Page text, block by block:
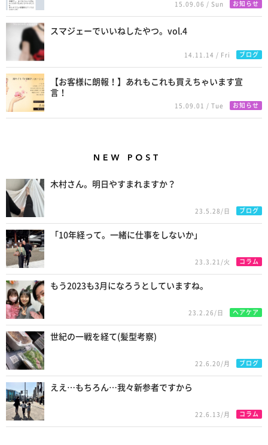
15.09.06 / Sun お知らせ
スマジェーでいいねしたやつ。vol.4
14.11.14 / Fri ブログ
【お客様に朗報！】あれもこれも買えちゃいます宣
言！
15.09.01 / Tue お知らせ
木村さん。明日やすまれますか？
23.5.28/日 ブログ
「10年経って。一緒に仕事をしないか」
23.3.21/火 コラム
もう2023も3月になろうとしていますね。
23.2.26/日 ヘアケア
世紀の一戦を経て(髪型考察)
22.6.20/月 ブログ
ええ…もちろん…我々新参者ですから
22.6.13/月 コラム